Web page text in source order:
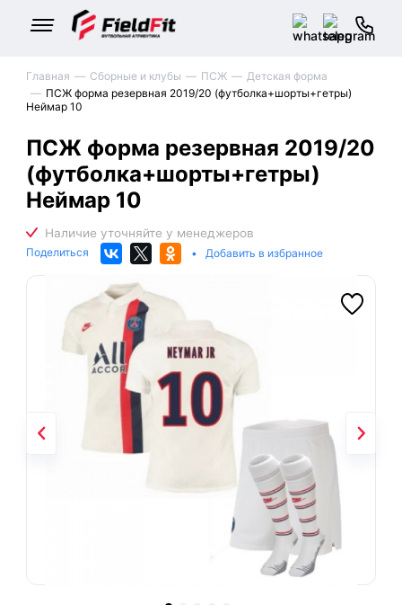
Главная Сборные и клубы ПСЖ
Детская форма
ПСЖ форма резервная 2019/20 (футболка+шорты+гетры)
Неймар 10
ПСЖ форма резервная 2019/20
(футболка+шорты+гетры)
Неймар 10
Поделиться • Добавить в избранное